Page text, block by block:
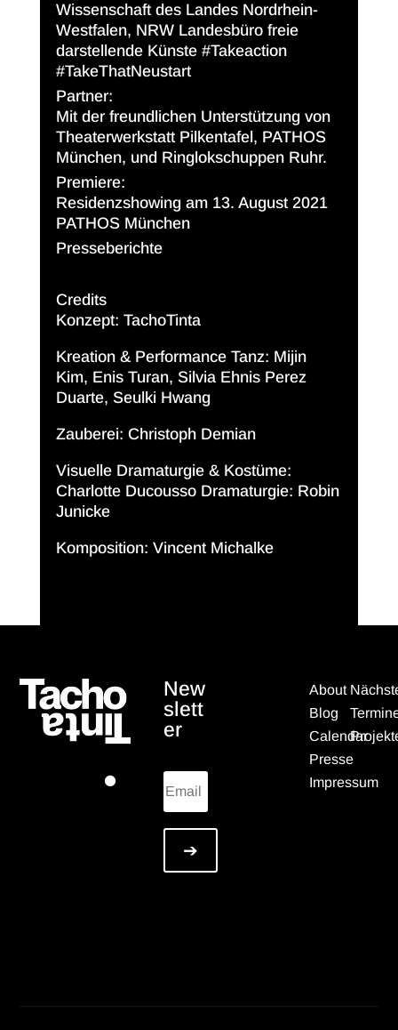
Wissenschaft des Landes Nordrhein-
Westfalen, NRW Landesbüro freie
darstellende Künste #Takeaction
#TakeThatNeustart
Partner:
Mit der freundlichen Unterstützung von
Theaterwerkstatt Pilkentafel, PATHOS
München, und Ringlokschuppen Ruhr.
Premiere:
Residenzshowing am 13. August 2021
PATHOS München
Presseberichte
Credits
Konzept: TachoTinta
Kreation & Performance Tanz: Mijin
Kim, Enis Turan, Silvia Ehnis Perez
Duarte, Seulki Hwang
Zauberei: Christoph Demian
Visuelle Dramaturgie & Kostüme:
Charlotte Ducousso Dramaturgie: Robin
Junicke
Komposition: Vincent Michalke
New
slett
er
➔
About
Blog
Calendar
Presse
Impressum